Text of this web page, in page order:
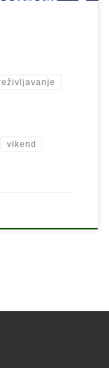
vikend